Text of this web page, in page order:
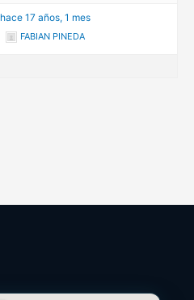
hace 17 años, 1 mes
FABIAN PINEDA